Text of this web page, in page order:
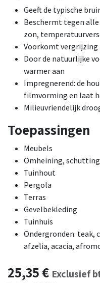
Geeft de typische
Beschermt tegen
zon,
Voorkomt vergrijzing
Door de natuurlijke
warmer aan
Impregnerend: de
filmvorming en laat
Milieuvriendelijk
Toepassingen
Meubels
Omheining,
Tuinhout
Pergola
Terras
Gevelbekleding
Tuinhuis
Ondergronden: teak,
afzelia, acacia,
25,35€ Exclusief